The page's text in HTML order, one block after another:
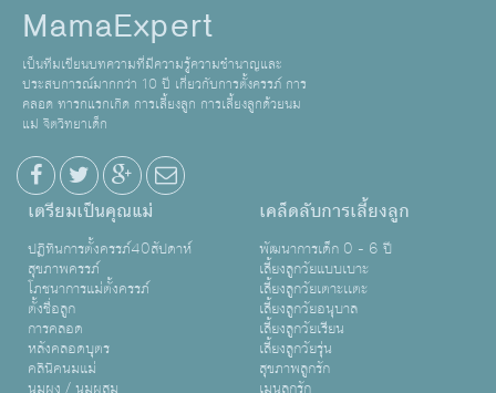
MamaExpert
เป็นทีมเขียนบทความที่มีความรู้ความชำนาญและ
ประสบการณ์มากกว่า 10 ปี เกี่ยวกับการตั้งครรภ์ การ
คลอด ทารกแรกเกิด การเลี้ยงลูก การเลี้ยงลูกด้วยนม
แม่ จิตวิทยาเด็ก
เตรียมเป็นคุณแม่
ปฏิทินการตั้งครรภ์40สัปดาห์
สุขภาพครรภ์
โภชนาการแม่ตั้งครรภ์
ตั้งชื่อลูก
การคลอด
หลังคลอดบุตร
คลินิคนมแม่
เคล็ดลับการเลี้ยงลูก
พัฒนาการเด็ก 0 - 6 ปี
เลี้ยงลูกวัยแบบเบาะ
เลี้ยงลูกวัยเตาะเเตะ
เลี้ยงลูกวัยอนุบาล
เลี้ยงลูกวัยเรียน
เลี้ยงลูกวัยรุ่น
สุขภาพลูกรัก